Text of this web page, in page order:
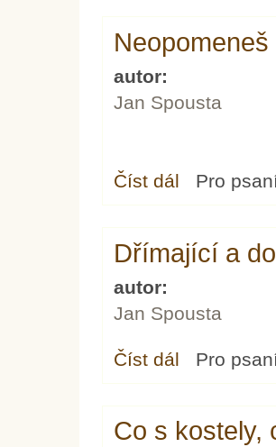
autor:
Jan Spousta
Číst dál Neopomeneš
Pro
Dřímající a
autor:
Jan Spousta
Číst dál Dřímající a dobře
Pro
Co s kostely,